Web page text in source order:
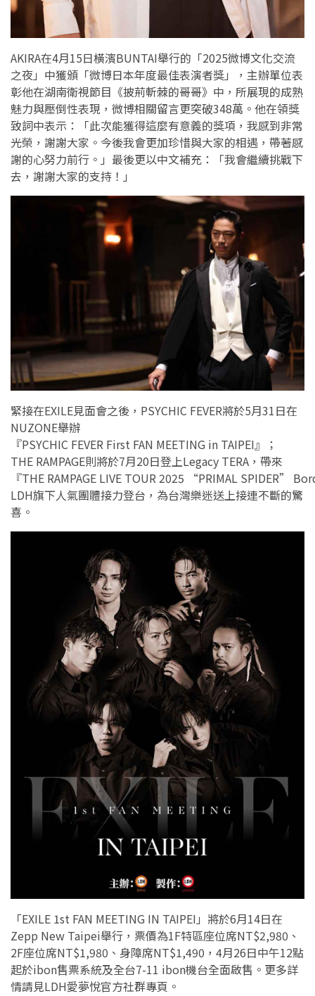
AKIRA在4月15日橫濱BUNTAI舉行的「2025微博文化交流
之夜」中獲頒「微博日本年度最佳表演者獎」，主辦單位表
彰他在湖南衛視節目《披荊斬棘的哥哥》中，所展現的成熟
魅力與壓倒性表現，微博相關留言更突破348萬。他在領獎
致詞中表示：「此次能獲得這麼有意義的獎項，我感到非常
光榮，謝謝大家。今後我會更加珍惜與大家的相遇，帶著感
謝的心努力前行。」最後更以中文補充：「我會繼續挑戰下
去，謝謝大家的支持！」
緊接在EXILE見面會之後，PSYCHIC FEVER將於5月31日在
NUZONE舉辦
『PSYCHIC FEVER First FAN MEETING in TAIPEI』；
THE RAMPAGE則將於7月20日登上Legacy TERA，帶來
『THE RAMPAGE LIVE TOUR 2025 “PRIMAL SPIDER”
LDH旗下人氣團體接力登台，為台灣樂迷送上接連不斷的驚
喜。
「EXILE 1st FAN MEETING IN TAIPEI」將於6月14日在
Zepp New Taipei舉行，票價為1F特區座位席NT$2,980、
2F座位席NT$1,980、身障席NT$1,490，4月26日中午12點
起於ibon售票系統及全台7-11 ibon機台全面啟售。更多詳
情請見LDH愛夢悅官方社群專頁。